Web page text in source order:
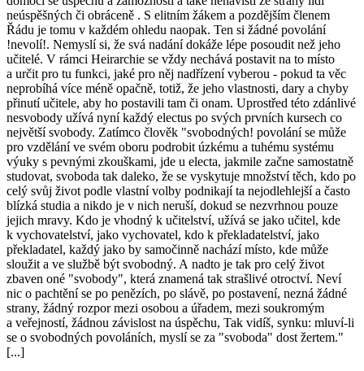
neúspěšných či obráceně . S elitním žákem a pozdějším členem
Řádu je tomu v každém ohledu naopak. Ten si žádné povolání
!nevolí!. Nemyslí si, že svá nadání dokáže lépe posoudit než jeho
učitelé. V rámci Heirarchie se vždy nechává postavit na to místo
a určit pro tu funkci, jaké pro něj nadřízení vyberou - pokud ta věc
neprobíhá více méně opačně, totiž, že jeho vlastnosti, dary a chyby
přinutí učitele, aby ho postavili tam či onam. Uprostřed této zdánlivé
nesvobody užívá nyní každý electus po svých prvních kursech co
největší svobody. Zatímco člověk "svobodných! povolání se může
pro vzdělání ve svém oboru podrobit úzkému a tuhému systému
výuky s pevnými zkouškami, jde u electa, jakmile začne samostatně
studovat, svoboda tak daleko, že se vyskytuje množství těch, kdo po
celý svůj život podle vlastní volby podnikají ta nejodlehlejší a často
blízká studia a nikdo je v nich neruší, dokud se nezvrhnou pouze
jejich mravy. Kdo je vhodný k učitelství, užívá se jako učitel, kde
k vychovatelství, jako vychovatel, kdo k překladatelství, jako
překladatel, každý jako by samočinně nachází místo, kde může
sloužit a ve službě být svobodný. A nadto je tak pro celý život
zbaven oné "svobody", která znamená tak strašlivé otroctví. Neví
nic o pachtění se po penězích, po slávě, po postavení, nezná žádné
strany, žádný rozpor mezi osobou a úřadem, mezi soukromým
a veřejností, žádnou závislost na úspěchu, Tak vidíš, synku: mluví-li
se o svobodných povoláních, myslí se za "svoboda" dost žertem."
[...]